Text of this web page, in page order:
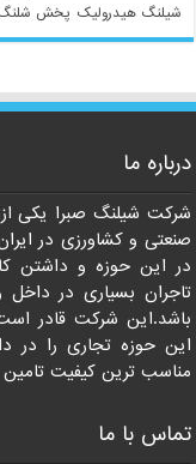
شیلنگ هیدرولیک پخش شلنگ
درباره ما
شرکت شیلنگ صبرا یکی
صنعتی و کشاورزی در
در این حوزه و داشتن
تاجران بسیاری در
باشد.این شرکت قادر است
این حوزه تجاری را در
مناسب ترین کیفیت تامین
تماس با ما